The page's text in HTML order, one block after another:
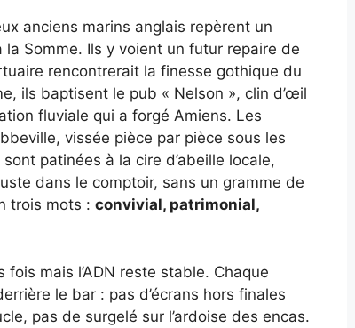
anciens marins anglais repèrent un
Somme. Ils y voient un futur repaire de
rencontrerait la finesse gothique du
ils baptisent le pub « Nelson », clin d’œil
fluviale qui a forgé Amiens. Les
vissée pièce par pièce sous les
patinées à la cire d’abeille locale,
dans le comptoir, sans un gramme de
trois mots : convivial, patrimonial,
mais l’ADN reste stable. Chaque
le bar : pas d’écrans hors finales
pas de surgelé sur l’ardoise des encas.